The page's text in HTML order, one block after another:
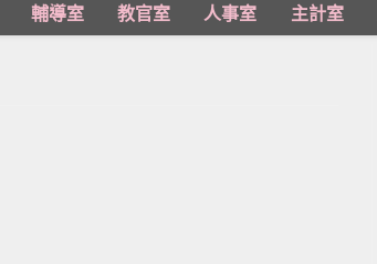
輔導室 教官室 人事室 主計室